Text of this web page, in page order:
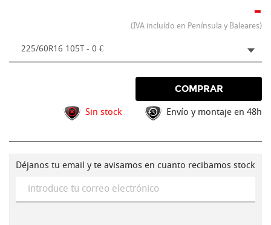
-
(IVA incluído en Península y Baleares)
225/60R16 105T - 0 €
COMPRAR
Sin stock Envío y montaje en 48h
Déjanos tu email y te avisamos en cuanto recibamos stock